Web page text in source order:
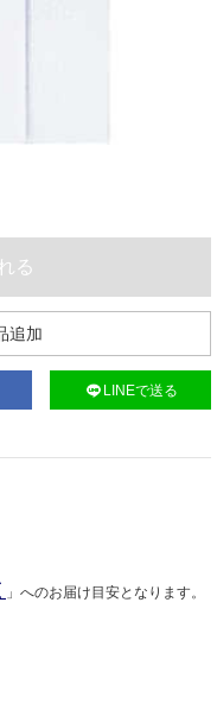
る
追加
LINEで送る
」へのお届け目安となります。